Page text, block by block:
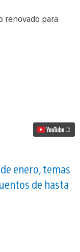
enero, temas
de hasta